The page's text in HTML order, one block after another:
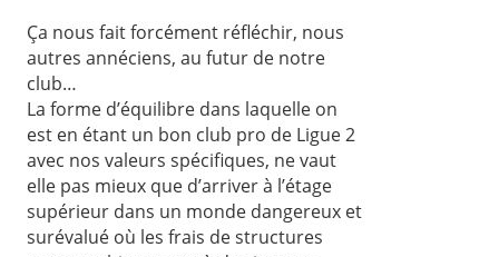
Ça nous fait forcément réfléchir, nous
autres annéciens, au futur de notre
club…
La forme d’équilibre dans laquelle on
est en étant un bon club pro de Ligue 2
avec nos valeurs spécifiques, ne vaut
elle pas mieux que d’arriver à l’étage
supérieur dans un monde dangereux et
surévalué où les frais de structures